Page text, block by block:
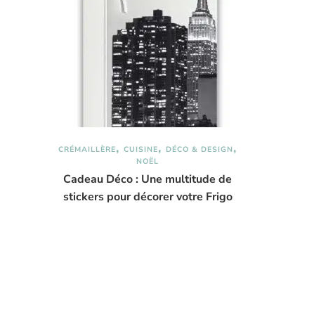
CRÉMAILLÈRE CUISINE
DÉCO & DESIGN
NOËL
Cadeau Déco : Une multitude de
stickers pour décorer votre Frigo